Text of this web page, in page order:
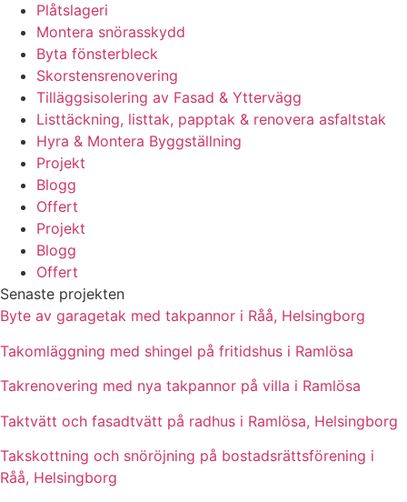
Plåtslageri
Montera snörasskydd
Byta fönsterbleck
Skorstensrenovering
Tilläggsisolering av Fasad & Yttervägg
Listtäckning, listtak, papptak & renovera asfaltstak
Hyra & Montera Byggställning
Projekt
Blogg
Offert
Projekt
Blogg
Offert
Senaste projekten
Byte av garagetak med takpannor i Råå, Helsingborg
Takomläggning med shingel på fritidshus i Ramlösa
Takrenovering med nya takpannor på villa i Ramlösa
Taktvätt och fasadtvätt på radhus i Ramlösa, Helsingborg
Takskottning och snöröjning på bostadsrättsförening i
Råå, Helsingborg